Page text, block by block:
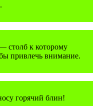
столб к которому
привлечь внимание.
горячий блин!